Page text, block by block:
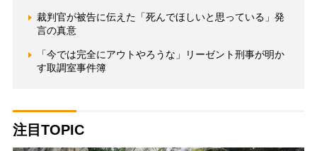
裁判官が被告に伝えた「死んでほしいと思っている」発
言の真意
「今では完全にアウトやろうな」リーゼント刑事が明か
す取調室事件簿
注目TOPIC